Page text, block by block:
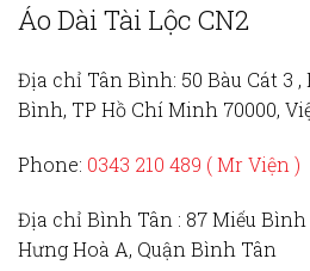
Áo Dài Tài Lộc CN2
Địa chỉ Tân Bình: 50 Bàu Cát 3
Bình, TP Hồ Chí Minh 70000,
Phone: 0343 210 489 ( Mr Viện )
Địa chỉ Bình Tân : 87 Miếu
Hưng Hoà A, Quận Bình Tân